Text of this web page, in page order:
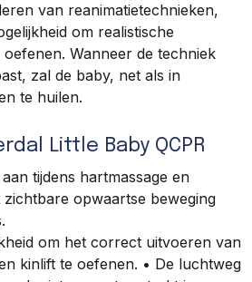
van reanimatietechnieken,
om realistische
Wanneer de techniek
zal de baby, net als in
te huilen.
Little Baby QCPR
tijdens hartmassage en
zichtbare opwaartse beweging
om het correct uitvoeren van
kinlift te oefenen. • De luchtweg